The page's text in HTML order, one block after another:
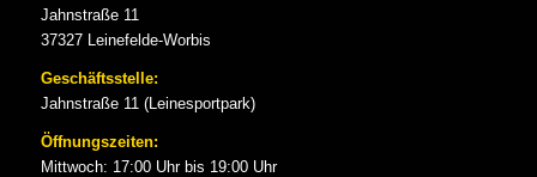
Jahnstraße 11
37327 Leinefelde-Worbis
Geschäftsstelle:
Jahnstraße 11 (Leinesportpark)
Öffnungszeiten:
Mittwoch: 17:00 Uhr bis 19:00 Uhr